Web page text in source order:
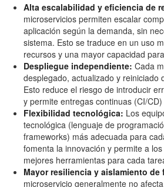
Alta escalabilidad y eficiencia de
microservicios permiten escalar
aplicación según la demanda, sin
sistema. Esto se traduce en un uso
recursos y una mayor capacidad
Despliegue independiente: Cada
desplegado, actualizado y reiniciado
Esto reduce el riesgo de introducir
y permite entregas continuas (CI/
Flexibilidad tecnológica: Los
tecnológica (lenguaje de
frameworks) más adecuada para
fomenta la innovación y permite a
mejores herramientas para cada
Mayor resiliencia y aislamiento de
microservicio generalmente no